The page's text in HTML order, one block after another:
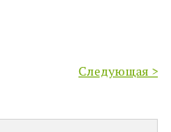
Следующая >